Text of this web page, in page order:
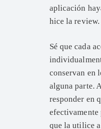
aplicación
hice la review.
Sé que cada
conservan en
alguna parte.
responder en
que la utilice